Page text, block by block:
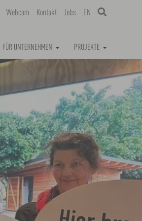
FÜR UNTERNEHMEN PROJEKTE
Webcam Kontakt Jobs EN